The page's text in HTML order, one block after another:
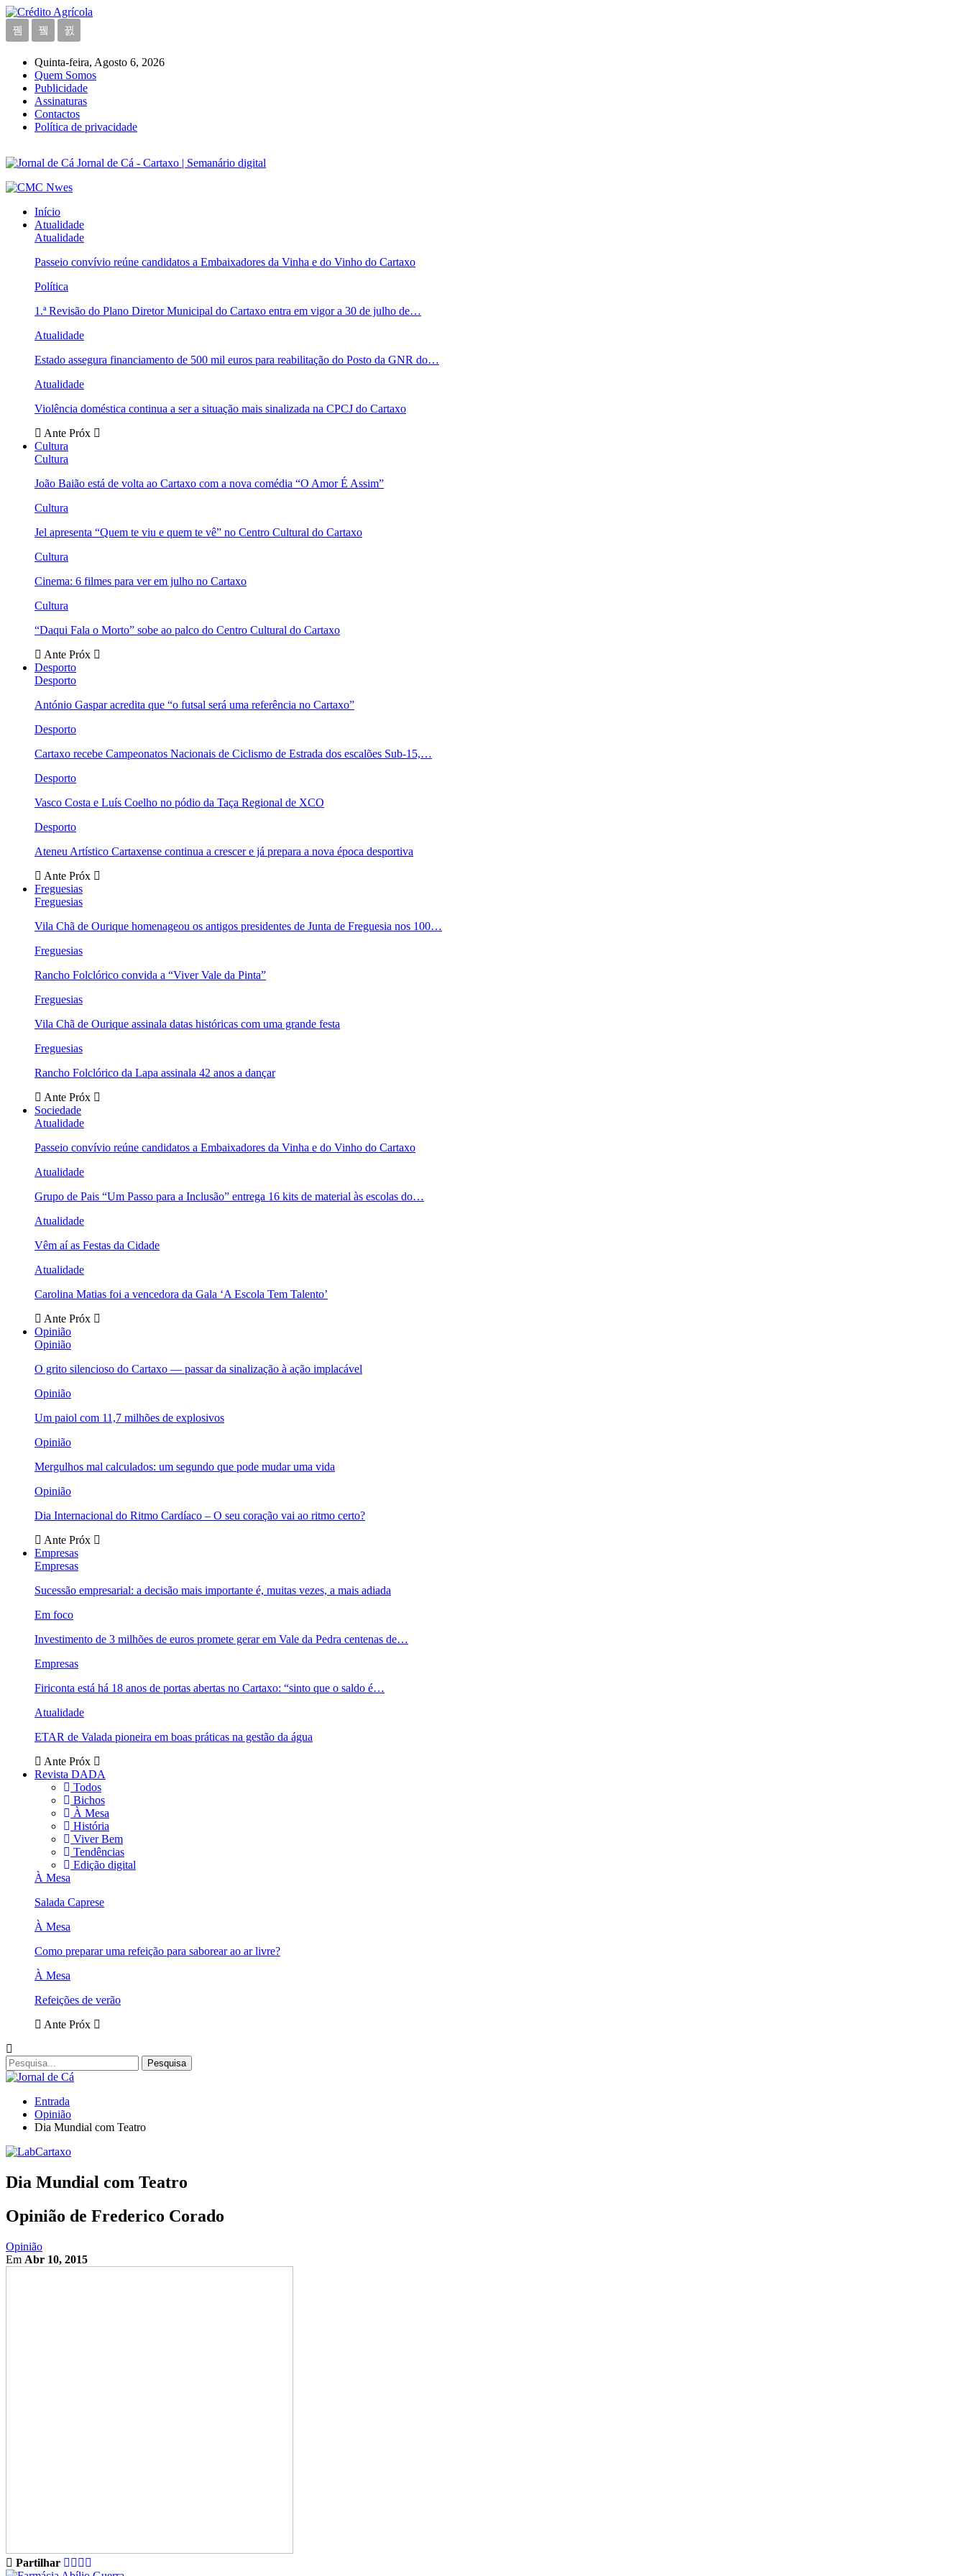
Quinta-feira, Agosto 6, 2026
Quem Somos
Publicidade
Assinaturas
Contactos
Política de privacidade
Jornal de Cá - Cartaxo | Semanário digital
Início
Atualidade
Atualidade
Passeio convívio reúne candidatos a Embaixadores da Vinha e do Vinho do Cartaxo
Política
1.ª Revisão do Plano Diretor Municipal do Cartaxo entra em vigor a 30 de julho de…
Atualidade
Estado assegura financiamento de 500 mil euros para reabilitação do Posto da GNR do…
Atualidade
Violência doméstica continua a ser a situação mais sinalizada na CPCJ do Cartaxo
Ante Próx
Cultura
Cultura
João Baião está de volta ao Cartaxo com a nova comédia “O Amor É Assim”
Cultura
Jel apresenta “Quem te viu e quem te vê” no Centro Cultural do Cartaxo
Cultura
Cinema: 6 filmes para ver em julho no Cartaxo
Cultura
“Daqui Fala o Morto” sobe ao palco do Centro Cultural do Cartaxo
Ante Próx
Desporto
Desporto
António Gaspar acredita que “o futsal será uma referência no Cartaxo”
Desporto
Cartaxo recebe Campeonatos Nacionais de Ciclismo de Estrada dos escalões Sub-15,…
Desporto
Vasco Costa e Luís Coelho no pódio da Taça Regional de XCO
Desporto
Ateneu Artístico Cartaxense continua a crescer e já prepara a nova época desportiva
Ante Próx
Freguesias
Freguesias
Vila Chã de Ourique homenageou os antigos presidentes de Junta de Freguesia nos 100…
Freguesias
Rancho Folclórico convida a “Viver Vale da Pinta”
Freguesias
Vila Chã de Ourique assinala datas históricas com uma grande festa
Freguesias
Rancho Folclórico da Lapa assinala 42 anos a dançar
Ante Próx
Sociedade
Atualidade
Passeio convívio reúne candidatos a Embaixadores da Vinha e do Vinho do Cartaxo
Atualidade
Grupo de Pais “Um Passo para a Inclusão” entrega 16 kits de material às escolas do…
Atualidade
Vêm aí as Festas da Cidade
Atualidade
Carolina Matias foi a vencedora da Gala ‘A Escola Tem Talento’
Ante Próx
Opinião
Opinião
O grito silencioso do Cartaxo — passar da sinalização à ação implacável
Opinião
Um paiol com 11,7 milhões de explosivos
Opinião
Mergulhos mal calculados: um segundo que pode mudar uma vida
Opinião
Dia Internacional do Ritmo Cardíaco – O seu coração vai ao ritmo certo?
Ante Próx
Empresas
Empresas
Sucessão empresarial: a decisão mais importante é, muitas vezes, a mais adiada
Em foco
Investimento de 3 milhões de euros promete gerar em Vale da Pedra centenas de…
Empresas
Firiconta está há 18 anos de portas abertas no Cartaxo: “sinto que o saldo é…
Atualidade
ETAR de Valada pioneira em boas práticas na gestão da água
Ante Próx
Revista DADA
Todos
Bichos
À Mesa
História
Viver Bem
Tendências
Edição digital
À Mesa
Salada Caprese
À Mesa
Como preparar uma refeição para saborear ao ar livre?
À Mesa
Refeições de verão
Ante Próx
Entrada
Opinião
Dia Mundial com Teatro
Dia Mundial com Teatro
Opinião de Frederico Corado
Opinião
Em Abr 10, 2015
Partilhar